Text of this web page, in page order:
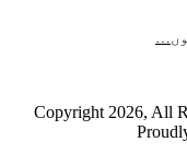
Copyright 2026, All